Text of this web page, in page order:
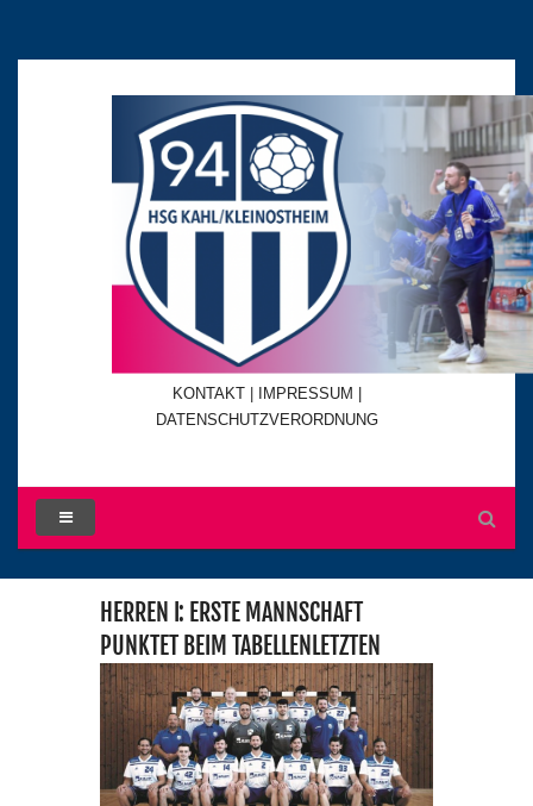
KONTAKT | IMPRESSUM |
DATENSCHUTZVERORDNUNG
HERREN I: ERSTE MANNSCHAFT
PUNKTET BEIM TABELLENLETZTEN